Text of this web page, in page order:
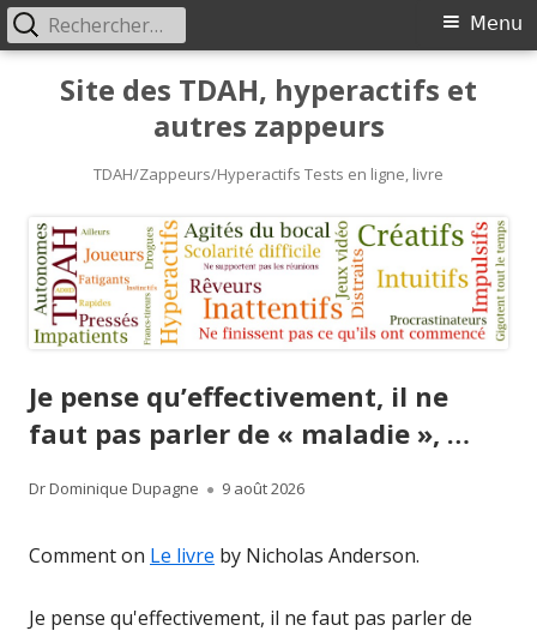
Site des TDAH, hyperactifs et
autres zappeurs
TDAH/Zappeurs/Hyperactifs Tests en ligne, livre
Primary
Menu
Menu
Rechercher :
Je pense qu’effectivement, il ne
faut pas parler de « maladie », …
Author
Dr Dominique Dupagne
Published
9 août 2026
Comment on Le livre by Nicholas Anderson.
Je pense qu'effectivement, il ne faut pas parler de